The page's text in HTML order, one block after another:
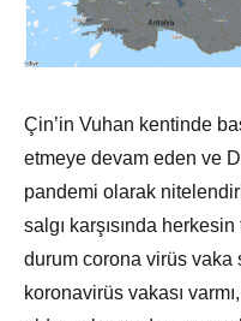
Çin’in Vuhan kentinde
etmeye devam eden ve
pandemi olarak
salgı karşısında
durum corona virüs vaka
koronavirüs vakası